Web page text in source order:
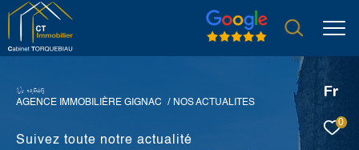
Fr
0
No actuaiés
AGENCE IMMOBILIÈRE GIGNAC
NOS ACTUALITES
Suivez toute notre actualité